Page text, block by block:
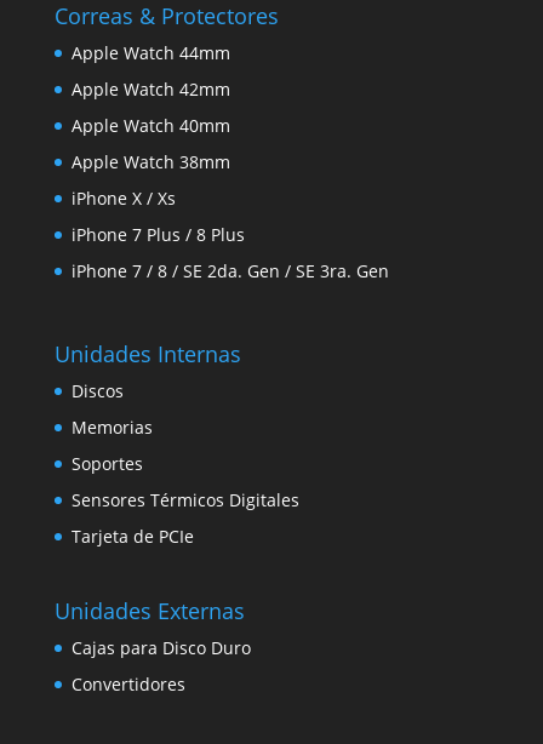
Correas & Protectores
Apple Watch 44mm
Apple Watch 42mm
Apple Watch 40mm
Apple Watch 38mm
iPhone X / Xs
iPhone 7 Plus / 8 Plus
iPhone 7 / 8 / SE 2da. Gen / SE 3ra. Gen
Unidades Internas
Discos
Memorias
Soportes
Sensores Térmicos Digitales
Tarjeta de PCIe
Unidades Externas
Cajas para Disco Duro
Convertidores